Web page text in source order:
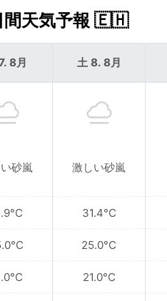
間天気予報 🇪🇭
8月
砂嵐
土 8. 8月
激しい砂嵐
31.4°C
25.0°C
21.0°C